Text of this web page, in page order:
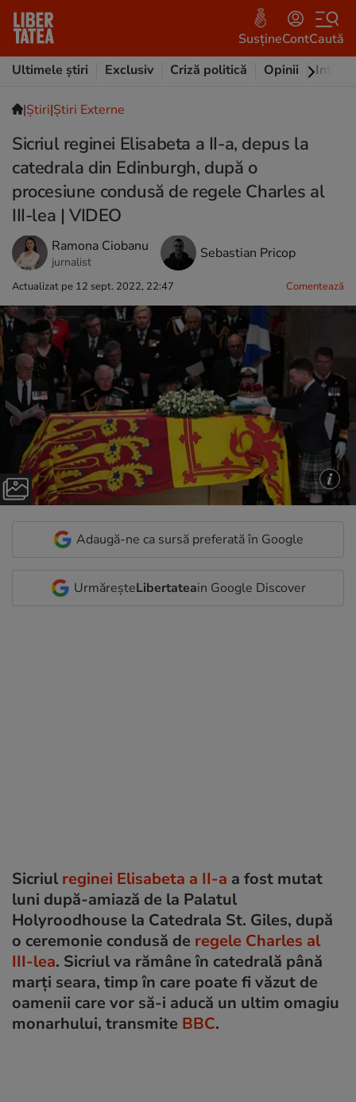
SusțineContCaută
Ultimele știri
Exclusiv Criză politică Opinii
|Ştiri|Știri Externe
Sicriul reginei Elisabeta a II-a, depus la
catedrala din Edinburgh, după o
procesiune condusă de regele Charles al
III-lea | VIDEO
Ramona Ciobanu
jurnalist Sebastian Pricop
Actualizat pe 12 sept. 2022, 22:47 Comentează
Adaugă-ne ca sursă preferată în Google
UrmăreșteLibertateain Google Discover
Sicriul reginei Elisabeta a II-a a fost mutat
luni după-amiază de la Palatul
Holyroodhouse la Catedrala St. Giles, după
o ceremonie condusă de regele Charles al
III-lea. Sicriul va rămâne în catedrală până
marți seara, timp în care poate fi văzut de
oamenii care vor să-i aducă un ultim omagiu
monarhului, transmite BBC.